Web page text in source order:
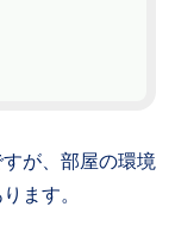
が、部屋の環境
ます。